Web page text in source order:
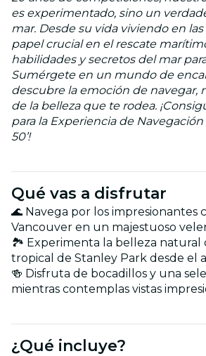
es experimentado, sino un
mar. Desde su vida viviendo en las
papel crucial en el rescate
habilidades y secretos del mar
Sumérgete en un mundo de
descubre la emoción de navegar,
de la belleza que te rodea.
para la Experiencia de
50’!
Qué vas a disfrutar
🌊 Navega por los impresionantes
Vancouver en un majestuoso
🏞️ Experimenta la belleza natural
tropical de Stanley Park desde el
🍻 Disfruta de bocadillos y una
mientras contemplas vistas
¿Qué incluye?